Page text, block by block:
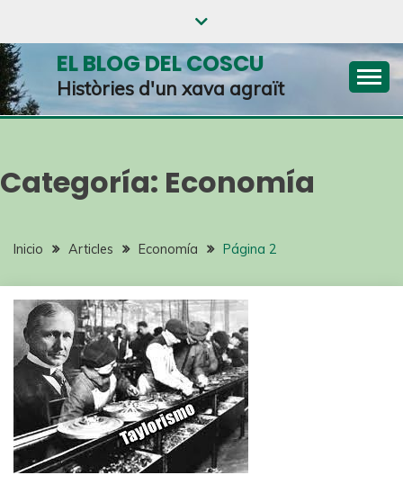
EL BLOG DEL COSCU
Històries d'un xava agraït
Categoría: Economía
Inicio Articles Economía Página 2